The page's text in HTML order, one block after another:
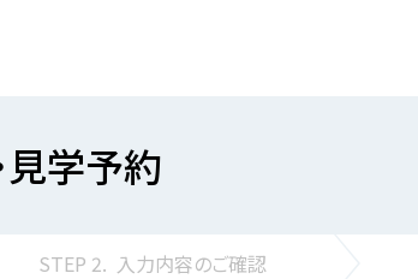
見学予約
STEP 2. 入力内容のご確認